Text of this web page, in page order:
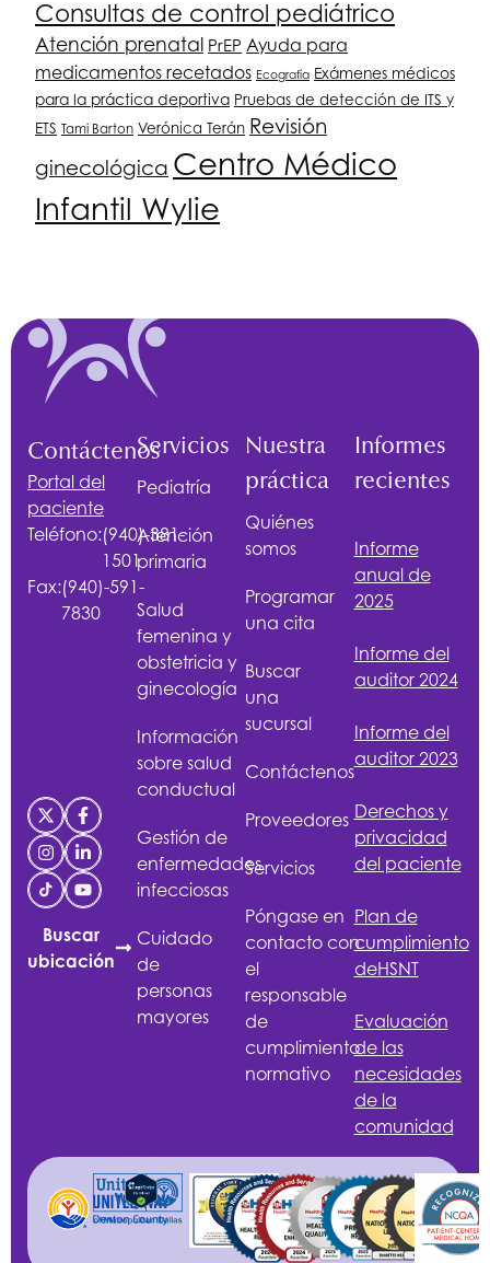
Consultas de control pediátrico
Atención prenatal PrEP Ayuda para
medicamentos recetados Ecografía Exámenes médicos
para la práctica deportiva Pruebas de detección de ITS y
ETS Tami Barton Verónica Terán Revisión
ginecológica Centro Médico
Infantil Wylie
Contáctenos
Portal del
paciente
Teléfono:(940)-381-
1501
Fax:(940)-591-
7830
Buscar
ubicación
Servicios
Pediatría
Atención
primaria
Salud
femenina y
obstetricia y
ginecología
Información
sobre salud
conductual
Gestión de
enfermedades
infecciosas
Cuidado
de
personas
mayores
Nuestra
práctica
Quiénes
somos
Programar
una cita
Buscar
una
sucursal
Contáctenos
Proveedores
Servicios
Póngase en
contacto con
el
responsable
de
cumplimiento
normativo
Informes
recientes
Informe
anual de
2025
Informe del
auditor 2024
Informe del
auditor 2023
Derechos y
privacidad
del paciente
Plan de
cumplimiento
deHSNT
Evaluación
de las
necesidades
de la
comunidad